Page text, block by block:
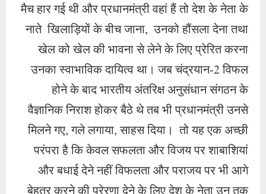
मैच हार गई थी और प्रधानमंत्री वहां हैं तो देश के नेता के
नाते खिलाड़ियों के बीच जाना, उनको हौंसला देना तथा
खेल को खेल की भावना से लेने के लिए प्रेरित करना
उनका स्वाभाविक दायित्व था। जब चंद्रयान-2 विफल
होने के बाद भारतीय अंतरिक्ष अनुसंधान संगठन के
वैज्ञानिक निराश होकर बैठे थे तब भी प्रधानमंत्री उनसे
मिलने गए, गले लगाया, साहस दिया। तो यह एक अच्छी
परंपरा है कि केवल सफलता और विजय पर शाबाशियां
और बधाई देने नहीं विफलता और पराजय पर भी आगे